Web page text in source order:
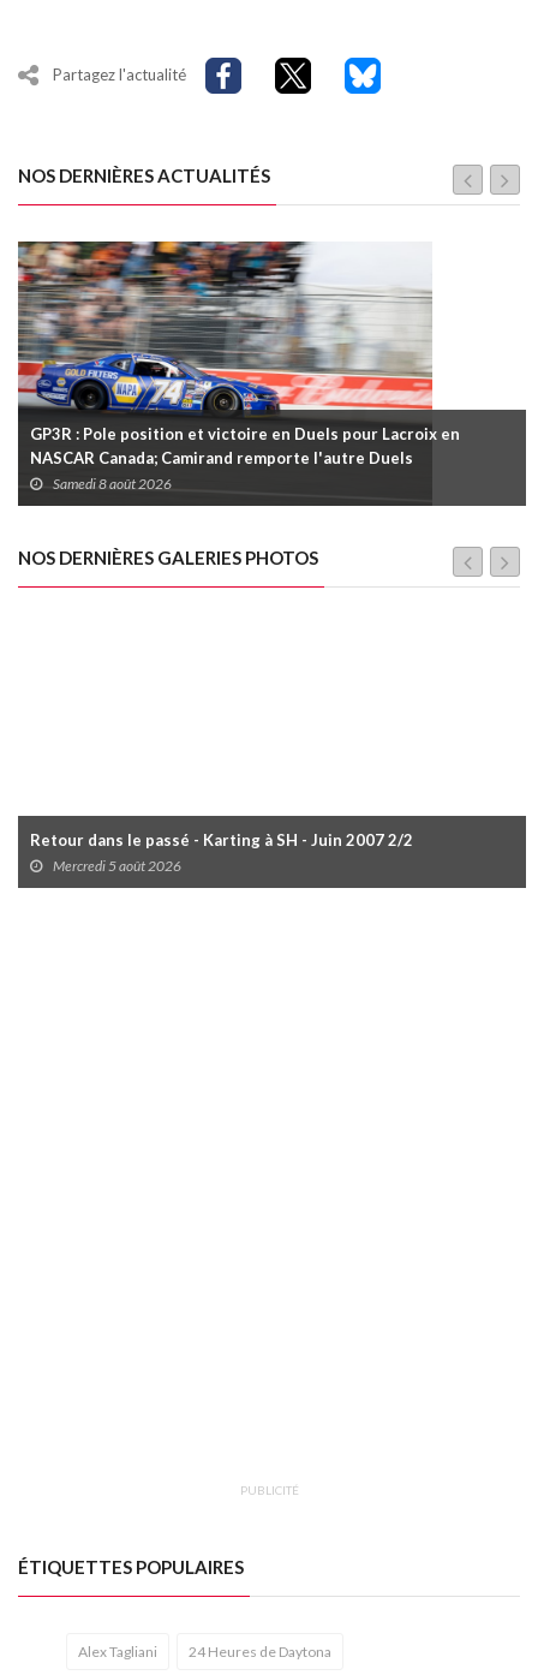
Partagez l'actualité
NOS DERNIÈRES ACTUALITÉS
GP3R : Pole position et victoire en Duels pour Lacroix en
NASCAR Canada; Camirand remporte l'autre Duels
Samedi 8 août 2026
NOS DERNIÈRES GALERIES PHOTOS
Retour dans le passé - Karting à SH - Juin 2007 2/2
Mercredi 5 août 2026
PUBLICITÉ
ÉTIQUETTES POPULAIRES
Alex Tagliani 24 Heures de Daytona